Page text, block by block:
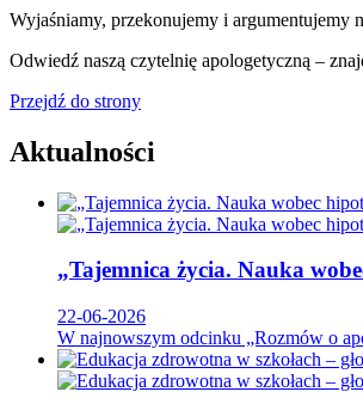
Wyjaśniamy, przekonujemy i argumentujemy
Odwiedź naszą czytelnię apologetyczną –
Przejdź do strony
Aktualności
„Tajemnica życia. Nauka
22-06-2026
W najnowszym odcinku „Rozmów o